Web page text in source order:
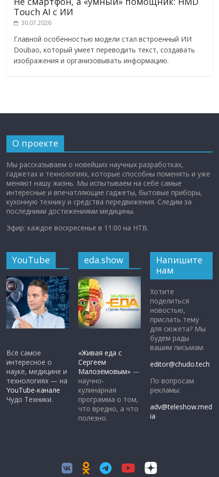
Touch AI с ИИ
30.07.2026
Главной особенностью модели стал встроенный ИИ
Doubao, который умеет переводить текст, создавать
изображения и организовывать информацию.
О проекте
Мы рассказываем о новейших научных разработках,
гаджетах и технологиях, которые способны поменять и уже
меняют нашу жизнь. Мы испытываем на себе самые
интересные и впечатляющие гаджеты, бытовые приборы,
кухонную технику и средства передвижения. Следим за
последними достижениями медицины.
Эфир: каждое воскресенье в 11:00 на НТВ.
YouTube
Всё самое
интересное о
науке, медицине и
технологиях — на
YouTube-канале
Чудо Техники.
eda.show
«Живая еда с
Сергеем
Малозёмовым» —
научно-
кулинарная
программа о том,
что вредно, а что
полезно.
Напишите
нам
Хотите
поделиться
новостью,
прислать тему
для сюжета? Мы
будем рады
вашим письмам:
editor@chudo.tech
По вопросам
рекламы:
adv@teleshow.med
ia